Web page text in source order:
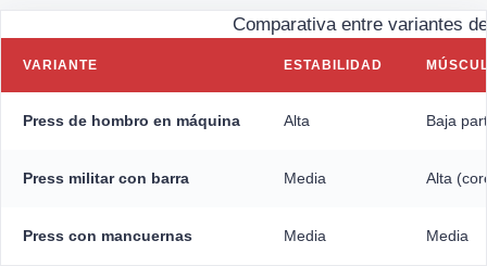
Comparativa entre variantes
VARIANTE ESTABILIDAD
Press de hombro en máquina Alta Baja
Press militar con barra Media Alta
Press con mancuernas Media Media